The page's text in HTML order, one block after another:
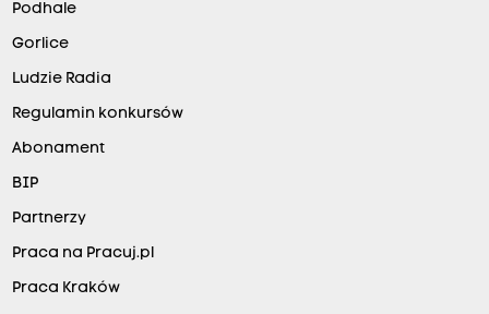
Podhale
Gorlice
Ludzie Radia
Regulamin konkursów
Abonament
BIP
Partnerzy
Praca na Pracuj.pl
Praca Kraków